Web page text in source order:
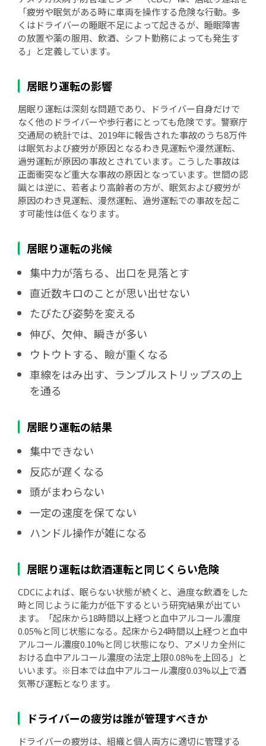
「疲労や眠気がある時に車両を操作する危険な行動。多
くはドライバーの睡眠不足によって起きるが、睡眠障害
の放置や薬の服用、飲酒、シフト勤務によっても発生す
る」と定義しています。
居眠り運転の影響
居眠り運転は深刻な問題であり、ドライバー自身だけで
なく他のドライバーや歩行者にとっても危険です。警察庁
交通局の統計では、2019年に報告された事故のうち8万件
は眠気および疲労が原因となるわき見運転や漫然運転、
過労運転が原因の事故とされています。こうした事故は
正面衝突など重大な事故の原因となっています。世間の認
識とは逆に、若者より高齢者の方が、眠気および疲労が
原因のわき見運転、漫然運転、過労運転での事故を起こ
す可能性は低くなります。
居眠り運転の兆候
集中力が落ちる、出口を見落とす
直近数キロのことが思い出せない
たびたび姿勢を変える
伸び、欠伸、瞬きが多い
ウトウトする、瞼が重くなる
車線をはみ出す、ランブルストリップスの上
を通る
居眠り運転の結果
集中できない
反応が遅くなる
頭がまわらない
一定の速度を保てない
ハンドル操作が雑になる
居眠り運転は飲酒運転と同じくらい危険
CDCによれば、眠らない状態が続くと、過度な飲酒をした
時と同じように能力が低下するという研究結果が出てい
ます。「起床から18時間以上経つと血中アルコール濃度
0.05%と同じ状態になる。起床から24時間以上経つと血中
アルコール濃度0.10%と同じ状態になり、アメリカ全州に
おける血中アルコール濃度の法定上限0.08%を上回る」と
いいます。※日本では血中アルコール濃度0.03%以上で酒
気帯び運転となります。
ドライバーの疲労は誰が管理すべきか
ドライバーの疲労は、組織と個人両方に適切に管理する